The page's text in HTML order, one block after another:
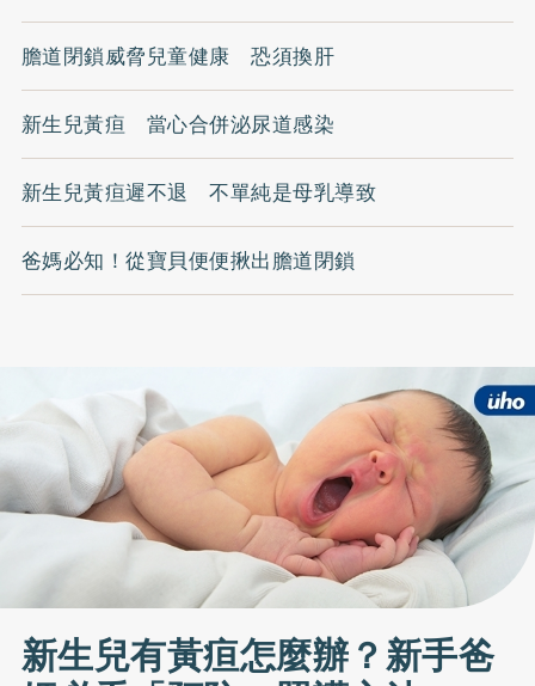
膽道閉鎖威脅兒童健康 恐須換肝
新生兒黃疸 當心合併泌尿道感染
新生兒黃疸遲不退 不單純是母乳導致
爸媽必知！從寶貝便便揪出膽道閉鎖
新生兒有黃疸怎麼辦？新手爸